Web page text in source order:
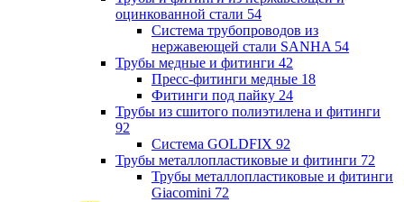
оцинкованной стали 54
Система трубопроводов из
нержавеющей стали SANHA 54
Трубы медные и фитинги 42
Пресс-фитинги медные 18
Фитинги под пайку 24
Трубы из сшитого полиэтилена и фитинги
92
Система GOLDFIX 92
Трубы металлопластиковые и фитинги 72
Трубы металлопластиковые и фитинги
Giacomini 72